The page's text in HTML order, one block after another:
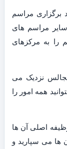
برگزاری مراسم
مراسم های
را به مرکزهای
نزدیک می
همه امور را
اصلی آن ها
ها می سپارید و